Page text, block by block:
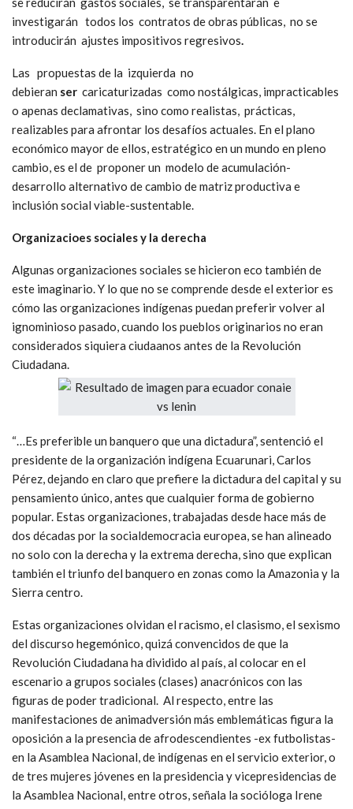
ahora paradójicamente un rol clave en la definición de la
próxima elección, manteniendo sus principios con una posición
independiente y no subordinada.
Los sectores de izquierda y progresistas que sostienen una
posición crítica al correísmo podrían mantener sus principios
con una posición independiente y no subordinada. No debería
ella vincularse con la muletilla de «votar al mal menor», sino
haciendo un llamado abierto a Lenin Moreno a asumir
compromisos públicos básicos y elementales diferenciadores
de la derecha como prioridad de su gobierno, como ser: que no
se reducirán gastos sociales, se transparentarán e
introducirán ajustes impositivos regresivos
Las propuestas de la izquierda no
debieranser
caricaturizadas como nostálgicas, impracticables
o apenas declamativas, sino como realistas, prácticas,
realizables para afrontar los desafíos actuales. En el plano
económico mayor de ellos, estratégico en un mundo en pleno
cambio, es el de proponer un modelo de acumulación-
desarrollo alternativo de cambio de matriz productiva e
inclusión social viable-sustentable.
Organizacioes sociales y la derecha
Algunas organizaciones sociales se hicieron eco también de
este imaginario. Y lo que no se comprende desde el exterior es
cómo las organizaciones indígenas puedan preferir volver al
ignominioso pasado, cuando los pueblos originarios no eran
considerados siquiera ciudaanos antes de la Revolución
Ciudadana.
“…Es preferible un banquero que una dictadura”, sentenció el
presidente de la organización indígena Ecuarunari, Carlos
Pérez, dejando en claro que prefiere la dictadura del capital y su
pensamiento único, antes que cualquier forma de gobierno
popular. Estas organizaciones, trabajadas desde hace más de
dos décadas por la socialdemocracia europea, se han alineado
no solo con la derecha y la extrema derecha, sino que explican
también el triunfo del banquero en zonas como la Amazonia y la
Sierra centro.